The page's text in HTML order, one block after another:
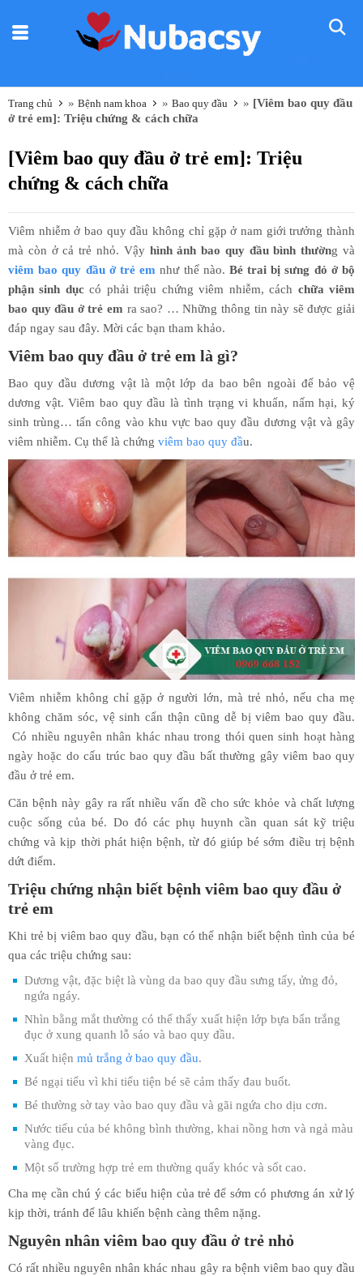
Trang chủ » Bệnh nam khoa » Bao quy đầu » [Viêm bao quy đầu
ở trẻ em]: Triệu chứng & cách chữa
[Viêm bao quy đầu ở trẻ em]: Triệu
chứng & cách chữa
Viêm nhiễm ở bao quy đầu không chỉ gặp ở nam giới trưởng thành
mà còn ở cả trẻ nhỏ. Vậy hình ảnh bao quy đầu bình thường và
viêm bao quy đầu ở trẻ em như thế nào. Bé trai bị sưng đỏ ở bộ
phận sinh dục có phải triệu chứng viêm nhiễm, cách chữa viêm
bao quy đầu ở trẻ em ra sao? … Những thông tin này sẽ được giải
đáp ngay sau đây. Mời các bạn tham khảo.
Viêm bao quy đầu ở trẻ em là gì?
Bao quy đầu dương vật là một lớp da bao bên ngoài để bảo vệ
dương vật. Viêm bao quy đầu là tình trạng vi khuẩn, nấm hại, ký
sinh trùng… tấn công vào khu vực bao quy đầu dương vật và gây
viêm nhiễm. Cụ thể là chứng viêm bao quy đầu.
Viêm nhiễm không chỉ gặp ở người lớn, mà trẻ nhỏ, nếu cha mẹ
không chăm sóc, vệ sinh cẩn thận cũng dễ bị viêm bao quy đầu.
Có nhiều nguyên nhân khác nhau trong thói quen sinh hoạt hàng
ngày hoặc do cấu trúc bao quy đầu bất thường gây viêm bao quy
đầu ở trẻ em.
Căn bệnh này gây ra rất nhiều vấn đề cho sức khỏe và chất lượng
cuộc sống của bé. Do đó các phụ huynh cần quan sát kỹ triệu
chứng và kịp thời phát hiện bệnh, từ đó giúp bé sớm điều trị bệnh
dứt điểm.
Triệu chứng nhận biết bệnh viêm bao quy đầu ở
trẻ em
Khi trẻ bị viêm bao quy đầu, bạn có thể nhận biết bệnh tình của bé
qua các triệu chứng sau:
Dương vật, đặc biệt là vùng da bao quy đầu sưng tấy, ửng đỏ,
ngứa ngáy.
Nhìn bằng mắt thường có thể thấy xuất hiện lớp bựa bẩn trắng
đục ở xung quanh lỗ sáo và bao quy đầu.
Xuất hiện mủ trắng ở bao quy đầu.
Bé ngại tiểu vì khi tiểu tiện bé sẽ cảm thấy đau buốt.
Bé thường sờ tay vào bao quy đầu và gãi ngứa cho dịu cơn.
Nước tiểu của bé không bình thường, khai nồng hơn và ngả màu
vàng đục.
Một số trường hợp trẻ em thường quấy khóc và sốt cao.
Cha mẹ cần chú ý các biểu hiện của trẻ để sớm có phương án xử lý
kịp thời, tránh để lâu khiến bệnh càng thêm nặng.
Nguyên nhân viêm bao quy đầu ở trẻ nhỏ
Có rất nhiều nguyên nhân khác nhau gây ra bệnh viêm bao quy đầu